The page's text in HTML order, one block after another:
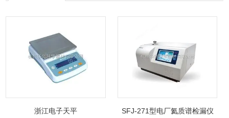
浙江电子天平 SFJ-271型电厂氦质谱检漏仪